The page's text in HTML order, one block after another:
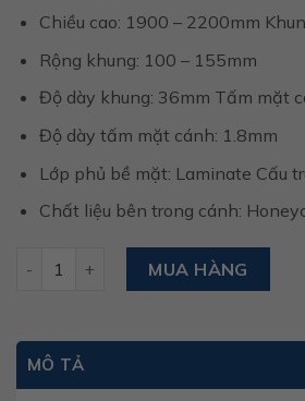
Chiều cao: 1900 – 2200mm
Rộng khung: 100 – 155mm
Độ dày khung: 36mm Tấm mặt
Độ dày tấm mặt cánh: 1.8mm
Lớp phủ bề mặt: Laminate Cấu
Chất liệu bên trong cánh:
Cửa composite glx-wpc 304 số lượng
MUA HÀNG
MÔ TẢ